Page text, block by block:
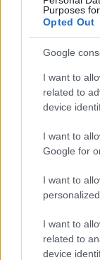
Purposes
Opted Out
Google
I want to
related to
device
I want to
Google for
I want to
I want to
related to
device